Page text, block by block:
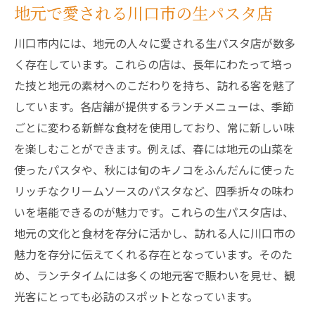
もちもちの生パスタを川口市で楽しむ
川口市ランチで生パスタの食感を堪能
川口市のランチで味わう生パスタの美食体験
川口市のランチで出会う生パスタの味わい
川口市で楽しむ生パスタの贅沢な美食
生パスタの奥深い味わいを川口市で
川口市のランチスポットで生パスタを堪能
生パスタの美食体験を川口市で味わう
川口市の生パスタで心を満たす
おしゃれなインテリアと生パスタの川口市ラン
チ案内
川口市で人気のスタイリッシュな生パスタ
地元で愛される川口市の生パスタ店
川口市内には、地元の人々に愛される生パスタ店が数多
く存在しています。これらの店は、長年にわたって培っ
た技と地元の素材へのこだわりを持ち、訪れる客を魅了
しています。各店舗が提供するランチメニューは、季節
ごとに変わる新鮮な食材を使用しており、常に新しい味
を楽しむことができます。例えば、春には地元の山菜を
使ったパスタや、秋には旬のキノコをふんだんに使った
リッチなクリームソースのパスタなど、四季折々の味わ
いを堪能できるのが魅力です。これらの生パスタ店は、
地元の文化と食材を存分に活かし、訪れる人に川口市の
魅力を存分に伝えてくれる存在となっています。そのた
め、ランチタイムには多くの地元客で賑わいを見せ、観
光客にとっても必訪のスポットとなっています。